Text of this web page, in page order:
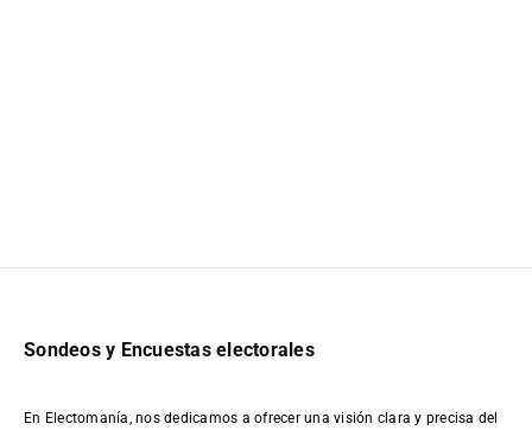
Sondeos y Encuestas electorales
En Electomanía, nos dedicamos a ofrecer una visión clara y precisa del